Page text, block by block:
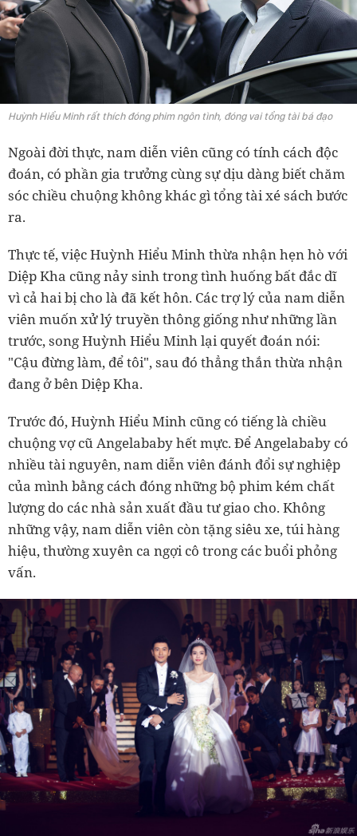
Huỳnh Hiểu Minh rất thích đóng phim ngôn tình, đóng vai tổng tài bá đạo
Ngoài đời thực, nam diễn viên cũng có tính cách độc
đoán, có phần gia trưởng cùng sự dịu dàng biết chăm
sóc chiều chuộng không khác gì tổng tài xé sách bước
ra.
Thực tế, việc Huỳnh Hiểu Minh thừa nhận hẹn hò với
Diệp Kha cũng nảy sinh trong tình huống bất đắc dĩ
vì cả hai bị cho là đã kết hôn. Các trợ lý của nam diễn
viên muốn xử lý truyền thông giống như những lần
trước, song Huỳnh Hiểu Minh lại quyết đoán nói:
"Cậu đừng làm, để tôi", sau đó thẳng thắn thừa nhận
đang ở bên Diệp Kha.
Trước đó, Huỳnh Hiểu Minh cũng có tiếng là chiều
chuộng vợ cũ Angelababy hết mực. Để Angelababy có
nhiều tài nguyên, nam diễn viên đánh đổi sự nghiệp
của mình bằng cách đóng những bộ phim kém chất
lượng do các nhà sản xuất đầu tư giao cho. Không
những vậy, nam diễn viên còn tặng siêu xe, túi hàng
hiệu, thường xuyên ca ngợi cô trong các buổi phỏng
vấn.